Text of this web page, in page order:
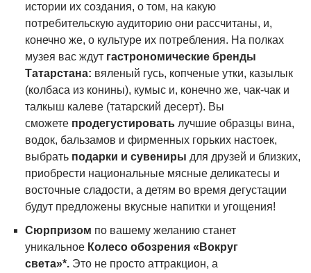
истории их создания, о том, на какую
потребительскую аудиторию они рассчитаны, и,
конечно же, о культуре их потребления. На полках
музея вас ждут гастрономические бренды
Татарстана: вяленый гусь, копченые утки, казылык
(колбаса из конины), кумыс и, конечно же, чак-чак и
талкыш калеве (татарский десерт). Вы
сможете продегустироватьлучшие образцы вина,
водок, бальзамов и фирменных горьких настоек,
выбрать подарки и сувениры для друзей и близких,
приобрести национальные мясные деликатесы и
восточные сладости, а детям во время дегустации
будут предложены вкусные напитки и угощения!
Сюрпризом по вашему желанию станет
уникальное Колесо обозрения «Вокруг
света»*.Это не просто аттракцион, а